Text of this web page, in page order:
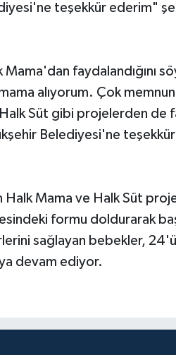
teşekkür ederim"
faydalandığını
alıyorum. Çok
Süt gibi projelerden de
Belediyesi'ne
Mama ve Halk Süt
formu doldurarak
sağlayan bebekler,
devam ediyor.